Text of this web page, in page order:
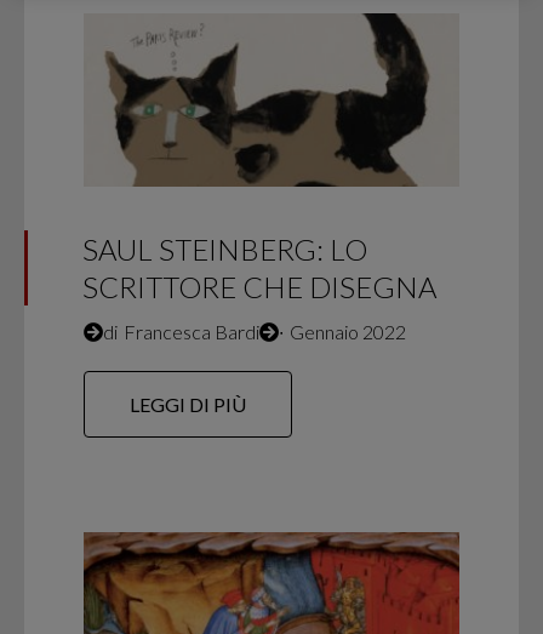
SAUL STEINBERG: LO
SCRITTORE CHE DISEGNA
di Francesca Bardi ∙ Gennaio 2022
LEGGI DI PIÙ